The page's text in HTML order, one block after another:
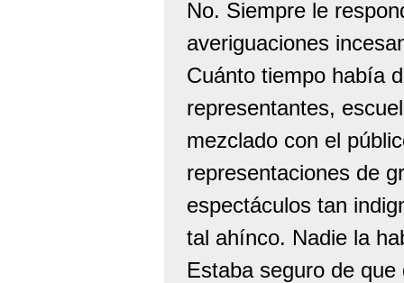
No. Siempre le
averiguaciones
Cuánto tiempo había
representantes,
mezclado con el
representaciones de
espectáculos tan
tal ahínco. Nadie la
Estaba seguro de